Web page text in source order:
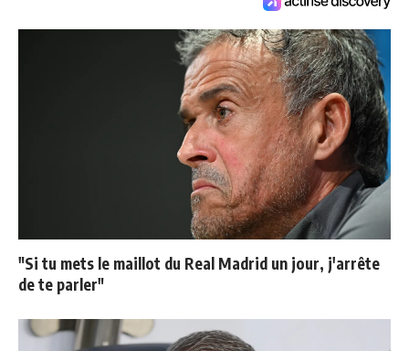
"Si tu mets le maillot du Real Madrid un jour, j'arrête
de te parler"